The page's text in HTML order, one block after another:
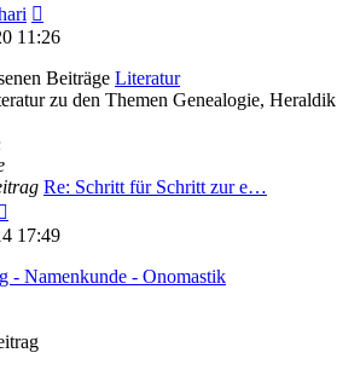
Beitrag
11:26
Literatur
zu den Themen Genealogie, Heraldik
Re: Schritt für Schritt zur e…
Beitrag
17:49
- Namenkunde - Onomastik